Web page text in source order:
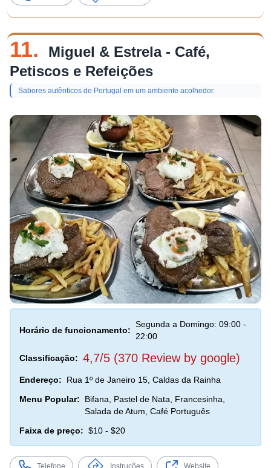
11.
Miguel & Estrela - Café,
Petiscos e Refeições
Sabores autênticos de Portugal em um ambiente acolhedor.
Horário de funcionamento:
Segunda a Domingo: 09:00 -
22:00
Classificação: 4,7/5 (370 Review by google)
Endereço:
Rua 1º de Janeiro 15, Caldas da Rainha
Menu Popular:
Bifana, Pastel de Nata, Francesinha,
Salada de Atum, Café Português
Faixa de preço: $10 - $20
Telefone Instruções Website